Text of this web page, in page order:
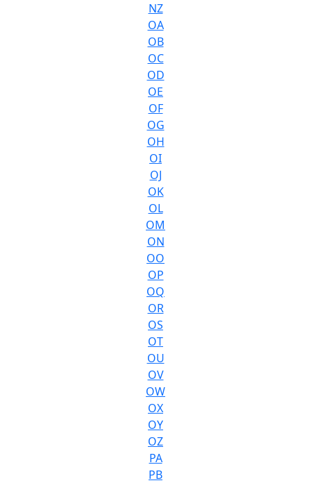
NZ
OA
OB
OC
OD
OE
OF
OG
OH
OI
OJ
OK
OL
OM
ON
OO
OP
OQ
OR
OS
OT
OU
OV
OW
OX
OY
OZ
PA
PB